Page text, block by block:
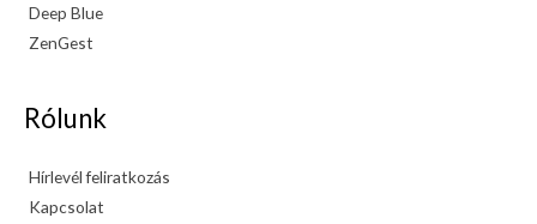
Deep Blue
ZenGest
Rólunk
Hírlevél feliratkozás
Kapcsolat